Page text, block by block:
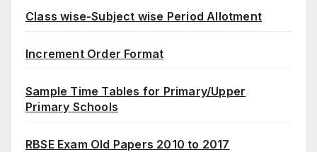
Class wise-Subject wise Period Allotment
Increment Order Format
Sample Time Tables for Primary/Upper
Primary Schools
RBSE Exam Old Papers 2010 to 2017